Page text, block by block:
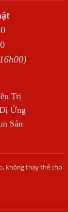
Nội
Người Phụ Nữ
NÃO DO AMIP
Do Nhiễm Giun
SÁN CHÓ
Trị
Ứng
Sán
không thay thế cho